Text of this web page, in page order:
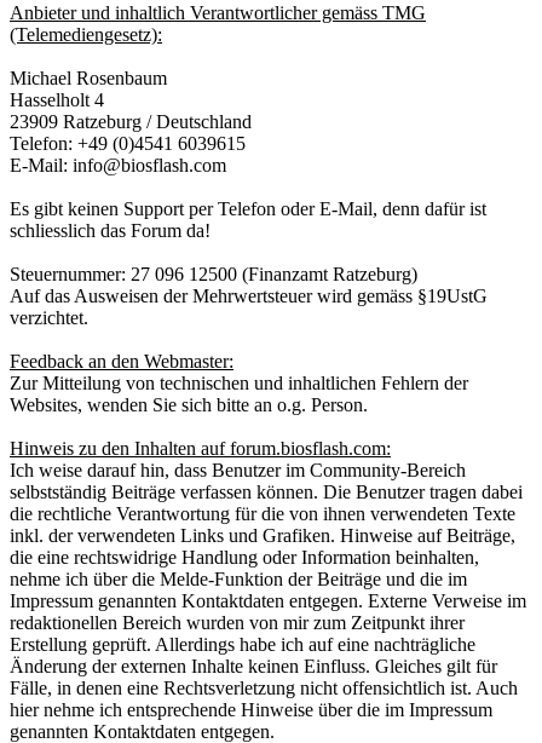
Anbieter und inhaltlich Verantwortlicher gemäss TMG
(Telemediengesetz):
Michael Rosenbaum
Hasselholt 4
23909 Ratzeburg / Deutschland
Telefon: +49 (0)4541 6039615
E-Mail: info@biosflash.com
Es gibt keinen Support per Telefon oder E-Mail, denn dafür ist
schliesslich das Forum da!
Steuernummer: 27 096 12500 (Finanzamt Ratzeburg)
Auf das Ausweisen der Mehrwertsteuer wird gemäss §19UstG
verzichtet.
Feedback an den Webmaster:
Zur Mitteilung von technischen und inhaltlichen Fehlern der
Websites, wenden Sie sich bitte an o.g. Person.
Hinweis zu den Inhalten auf forum.biosflash.com:
Ich weise darauf hin, dass Benutzer im Community-Bereich
selbstständig Beiträge verfassen können. Die Benutzer tragen dabei
die rechtliche Verantwortung für die von ihnen verwendeten Texte
inkl. der verwendeten Links und Grafiken. Hinweise auf Beiträge,
die eine rechtswidrige Handlung oder Information beinhalten,
nehme ich über die Melde-Funktion der Beiträge und die im
Impressum genannten Kontaktdaten entgegen. Externe Verweise im
redaktionellen Bereich wurden von mir zum Zeitpunkt ihrer
Erstellung geprüft. Allerdings habe ich auf eine nachträgliche
Änderung der externen Inhalte keinen Einfluss. Gleiches gilt für
Fälle, in denen eine Rechtsverletzung nicht offensichtlich ist. Auch
hier nehme ich entsprechende Hinweise über die im Impressum
genannten Kontaktdaten entgegen.